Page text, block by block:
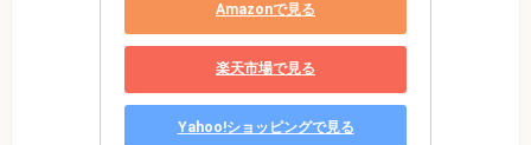
Amazonで見る
楽天市場で見る
Yahoo!ショッピングで見る